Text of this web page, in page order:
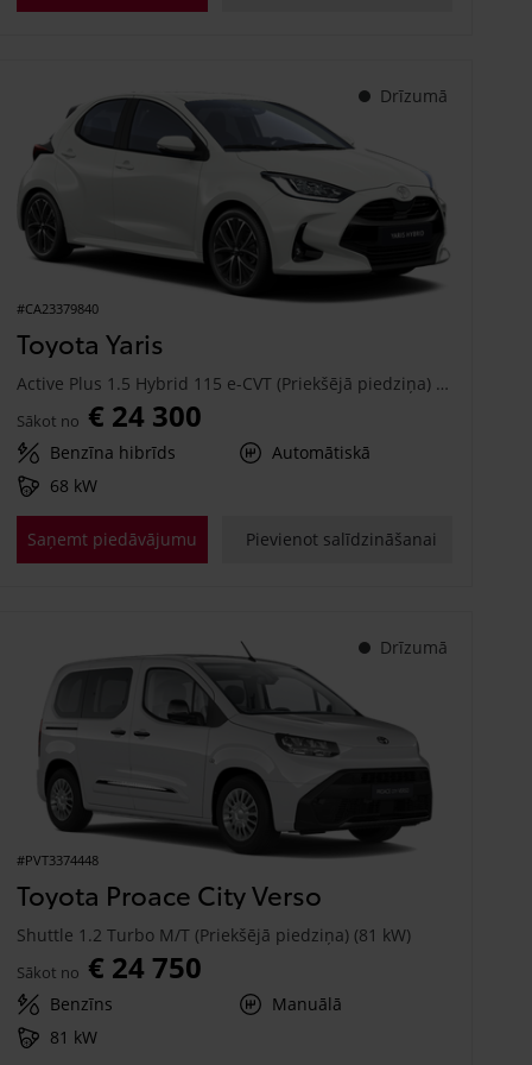
Drīzumā
#CA23379840
Toyota Yaris
Active Plus 1.5 Hybrid 115 e-CVT (Priekšējā piedziņa) (68 kW)
Sākot no € 24 300
Benzīna hibrīds
Automātiskā
68 kW
Saņemt piedāvājumu Pievienot salīdzināšanai
Drīzumā
#PVT3374448
Toyota Proace City Verso
Shuttle 1.2 Turbo M/T (Priekšējā piedziņa) (81 kW)
Sākot no € 24 750
Benzīns
Manuālā
81 kW